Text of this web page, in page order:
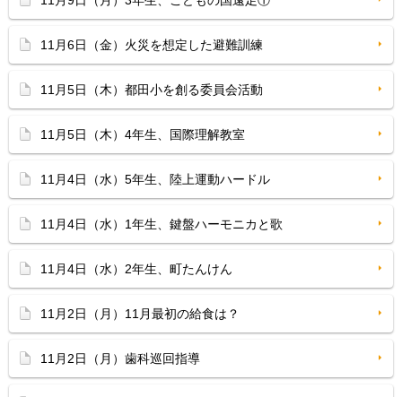
11月6日（金）火災を想定した避難訓練
11月5日（木）都田小を創る委員会活動
11月5日（木）4年生、国際理解教室
11月4日（水）5年生、陸上運動ハードル
11月4日（水）1年生、鍵盤ハーモニカと歌
11月4日（水）2年生、町たんけん
11月2日（月）11月最初の給食は？
11月2日（月）歯科巡回指導